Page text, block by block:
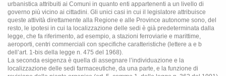
urbanistica attribuiti ai Comuni in quanto enti appartenenti a un livello di
governo più vicino ai cittadini. Gli unici casi in cui il legislatore attribuisce
queste attività direttamente alla Regione e alle Province autonome sono, del
resto, le ipotesi in cui la localizzazione delle sedi è già predeterminata dalla
legge, che fa riferimento, ad esempio, a stazioni ferroviarie e marittime,
aeroporti, centri commerciali con specifiche caratteristiche (lettere a e b
dell’art. 1-bis della legge n. 475 del 1968).
La seconda esigenza è quella di assegnare l’individuazione e la
localizzazione delle sedi farmaceutiche, da una parte, e la funzione di